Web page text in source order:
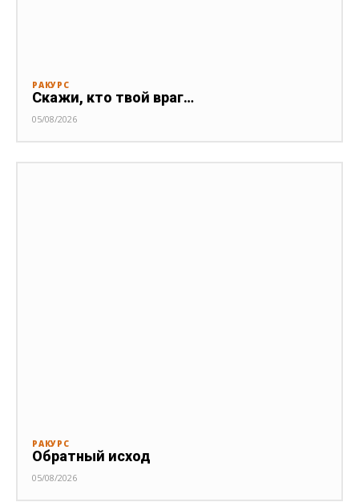
РАКУРС
Скажи, кто твой враг…
05/08/2026
РАКУРС
Обратный исход
05/08/2026